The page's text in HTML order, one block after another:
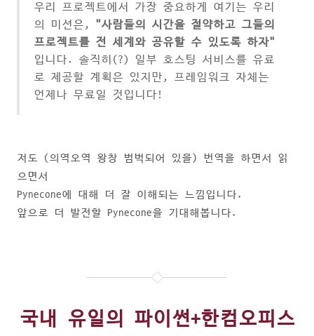
우리 프로젝트에서 가장 중요하게 여기는 우리
의 미션은, "사람들의 시간을 절약하고 그들의
프로젝트를 전 세계와 공유할 수 있도록 하자"
입니다. 솔직히(?) 일부 호스팅 서비스를 유료
로 제공할 계획은 있지만, 프레임워크 자체는
언제나 무료일 것입니다!
저도 (의역오역 왕창 범벅되어 있을) 번역을 하면서 읽
으면서
Pynecone에 대해 더 잘 이해되는 느낌입니다.
앞으로 더 발전할 Pynecone을 기대해봅니다.
국내 유일의 파이썬+한컴오피스